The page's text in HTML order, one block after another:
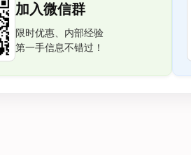
加入微信群
限时优惠、内部经验
第一手信息不错过！